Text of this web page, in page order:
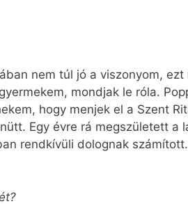
nem túl jó a viszonyom,
mondjak le róla.
hogy menjek el a Szent
Egy évre rá megszületett a
rendkívüli dolognak